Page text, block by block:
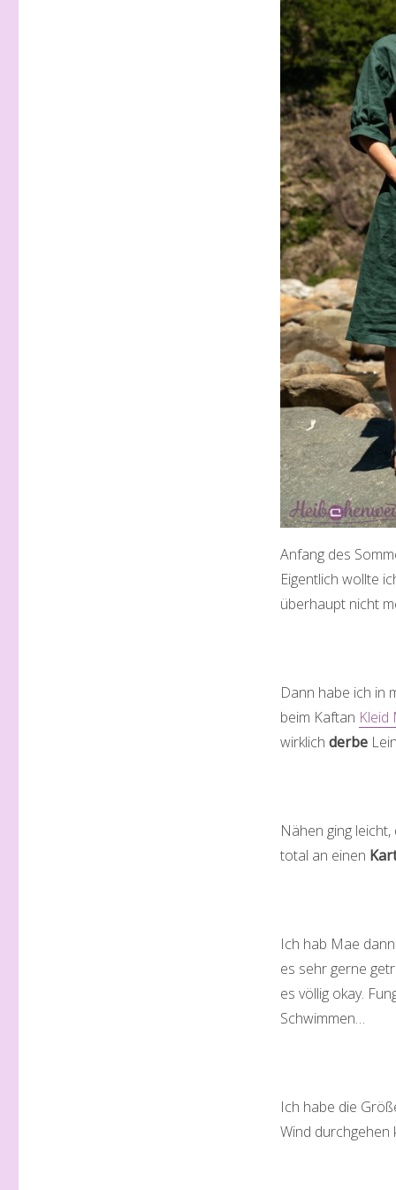
Anfang des
Eigentlich wollte
überhaupt nicht
Dann habe ich in
beim Kaftan Kleid
wirklich derbe
Nähen ging
total an einen
Ich hab Mae
es sehr gerne
es völlig okay.
Schwimmen…
Ich habe die
Wind durchgehen